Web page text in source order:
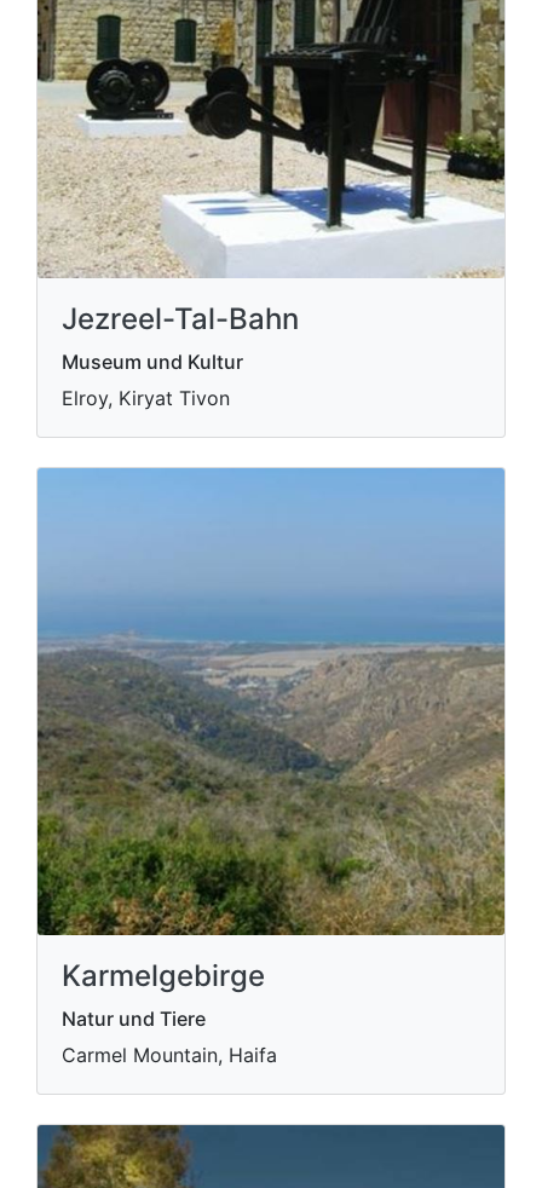
Jezreel-Tal-Bahn
Museum und Kultur
Elroy, Kiryat Tivon
Karmelgebirge
Natur und Tiere
Carmel Mountain, Haifa